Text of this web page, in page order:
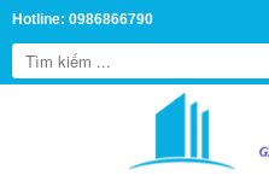
Hotline: 0986866790